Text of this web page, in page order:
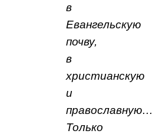
в
Евангельскую
почву,
в
христианскую
и
православную…
Только